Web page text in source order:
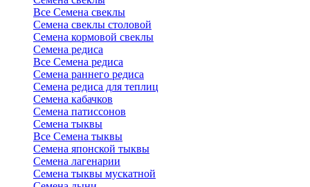
Все Семена свеклы
Семена свеклы столовой
Семена кормовой свеклы
Семена редиса
Все Семена редиса
Семена раннего редиса
Семена редиса для теплиц
Семена кабачков
Семена патиссонов
Семена тыквы
Все Семена тыквы
Семена японской тыквы
Семена лагенарии
Семена тыквы мускатной